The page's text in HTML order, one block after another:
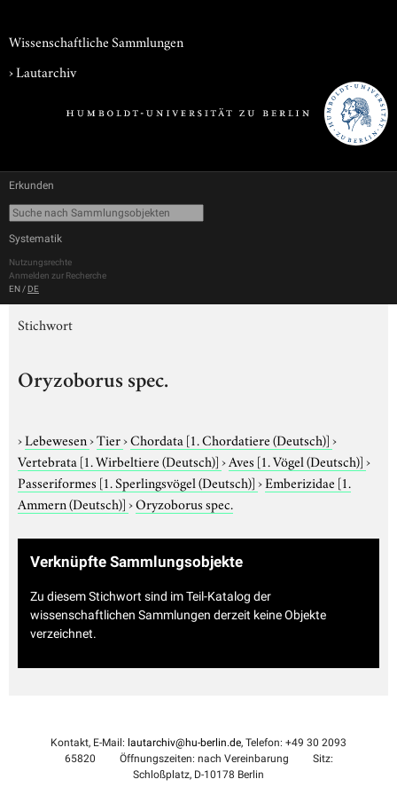
Wissenschaftliche Sammlungen
›Lautarchiv
Erkunden
Systematik
Nutzungsrechte
Anmelden zur Recherche
EN / DE
Stichwort
Oryzoborus spec.
›Lebewesen›Tier›Chordata [1. Chordatiere (Deutsch)]›
Vertebrata [1. Wirbeltiere (Deutsch)]›Aves [1. Vögel (Deutsch)]›
Passeriformes [1. Sperlingsvögel (Deutsch)]›Emberizidae [1.
Ammern (Deutsch)]›Oryzoborus spec.
Verknüpfte Sammlungsobjekte
Zu diesem Stichwort sind im Teil-Katalog der
wissenschaftlichen Sammlungen derzeit keine Objekte
verzeichnet.
Kontakt, E-Mail: lautarchiv@hu-berlin.de, Telefon: +49 30 2093
65820
Öffnungszeiten: nach Vereinbarung
Sitz:
Schloßplatz, D-10178 Berlin